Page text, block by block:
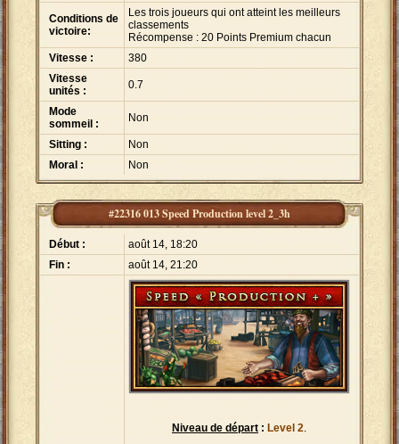
Conditions de
victoire:
Les trois joueurs qui ont atteint les meilleurs
classements
Récompense : 20 Points Premium chacun
Vitesse :
380
Vitesse
unités :
0.7
Mode
sommeil :
Non
Sitting :
Non
Moral :
Non
#22316 013 Speed Production level 2_3h
Début :
août 14, 18:20
Fin :
août 14, 21:20
Niveau de départ : Level 2.